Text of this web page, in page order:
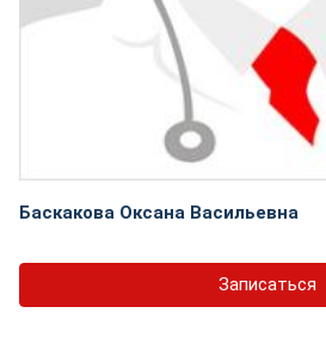
Баскакова Оксана Васильевна
Записаться